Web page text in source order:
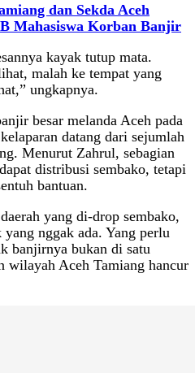
dan Sekda Aceh
Mahasiswa Korban Banjir
kayak tutup mata.
malah ke tempat yang
ungkapnya.
besar melanda Aceh pada
datang dari sejumlah
Menurut Zahrul, sebagian
distribusi sembako, tetapi
bantuan.
yang di-drop sembako,
nggak ada. Yang perlu
banjirnya bukan di satu
wilayah Aceh Tamiang hancur